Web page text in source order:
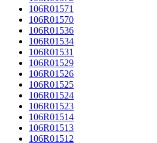
106R01571
106R01570
106R01536
106R01534
106R01531
106R01529
106R01526
106R01525
106R01524
106R01523
106R01514
106R01513
106R01512